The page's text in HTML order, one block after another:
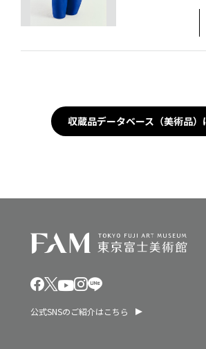
収蔵品データベース（美術品）
公式SNSのご紹介はこちら